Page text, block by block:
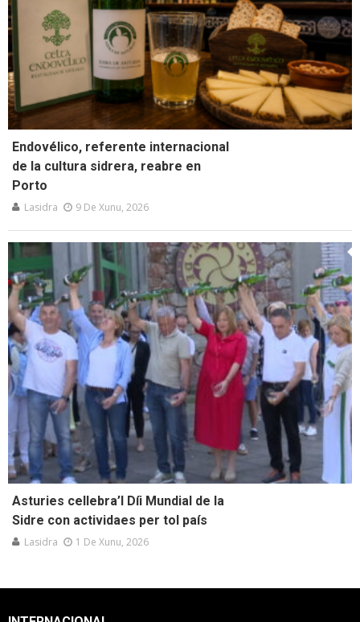
Endovélico, referente internacional
de la cultura sidrera, reabre en
Porto
Lasidra 9 De Xunu, 2026
Asturies cellebra’l Díi Mundial de la
Sidre con actividaes per tol país
Lasidra 1 De Xunu, 2026